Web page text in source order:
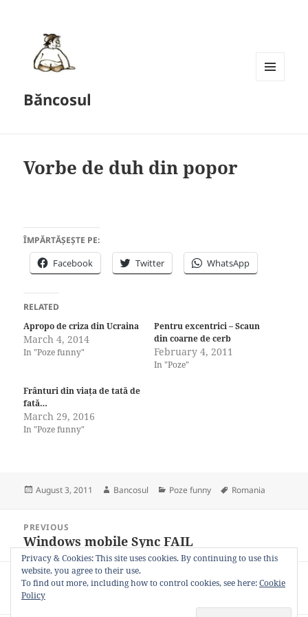
Băncosul
Vorbe de duh din popor
ÎMPĂRTĂȘEȘTE PE:
Facebook Twitter WhatsApp
RELATED
Apropo de criza din Ucraina
March 4, 2014
In "Poze funny"
Pentru excentrici – Scaun
din coarne de cerb
February 4, 2011
In "Poze"
Frânturi din viața de tată de
fată…
March 29, 2016
In "Poze funny"
Posted
August 3, 2011 Author
Bancosul Categories
Poze funny Tags
Romania
navigation
PREVIOUS
Previous
post:
Windows mobile Sync FAIL
NEXT
Next
E și chelia bună la ceva…
Privacy & Cookies: This site uses cookies. By continuing to use this
website, you agree to their use.
To find out more, including how to control cookies, see here:Cookie
Policy